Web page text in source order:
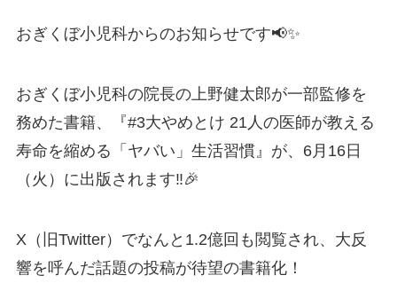
おぎくぼ小児科からのお知らせです📢✨
おぎくぼ小児科の院長の上野健太郎が一部監修を
務めた書籍、『#3大やめとけ 21人の医師が教える
寿命を縮める「ヤバい」生活習慣』が、6月16日
（火）に出版されます‼️🎉
X（旧Twitter）でなんと1.2億回も閲覧され、大反
響を呼んだ話題の投稿が待望の書籍化！